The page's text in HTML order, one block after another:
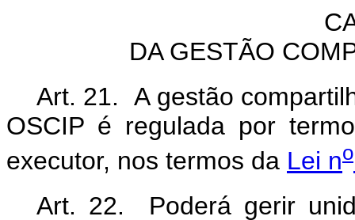
DA GESTÃO
Art. 21. A gestão
OSCIP é regulada por
executor, nos termos da Lei no
Art. 22. Poderá gerir